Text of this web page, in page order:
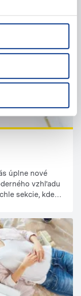
bez
pochopenie a
spol. s
úplne nové
vzhľadu
sekcie, kde
podľa
uvidíte novú
je
rozšírenú
priamo v
ďalších